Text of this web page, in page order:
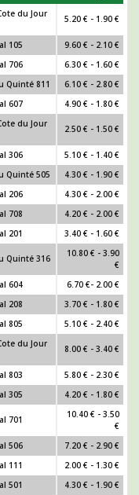
du Jour
5.20 € - 1.90 €
105
9.60 € - 2.10 €
706
6.30 € - 1.60 €
Quinté 811
6.10 € - 2.80 €
607 4.90 € - 1.80 €
du Jour
2.50 € - 1.50 €
306
5.10 € - 1.40 €
Quinté 505
4.30 € - 1.90 €
206
4.30 € - 2.00 €
708
4.20 € - 2.00 €
201 3.40 € - 1.60 €
Quinté 316
10.80 € - 3.90
€
604
6.70 €- 2.00 €
208
3.70 € - 1.80 €
805 5.10 € - 2.40 €
du Jour
8.00 € - 3.40 €
803
5.80 € - 2.30 €
305 4.20 € - 1.80 €
701
10.40 € - 3.50
€
506
7.20 € - 2.90 €
111
2.00 € - 1.30 €
501 4.30 € - 1.90 €